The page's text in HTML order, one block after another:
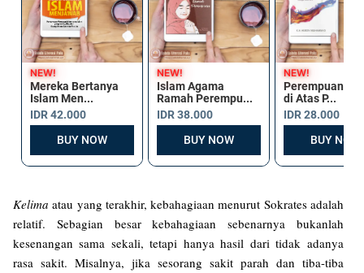
Kelima atau yang terakhir, kebahagiaan menurut Sokrates adalah
relatif. Sebagian besar kebahagiaan sebenarnya bukanlah
kesenangan sama sekali, tetapi hanya hasil dari tidak adanya
rasa sakit. Misalnya, jika sesorang sakit parah dan tiba-tiba